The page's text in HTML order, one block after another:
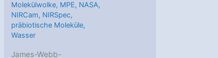
Molekülwolke, MPE, NASA,
NIRCam, NIRSpec,
präbiotische Moleküle,
Wasser
James-Webb-